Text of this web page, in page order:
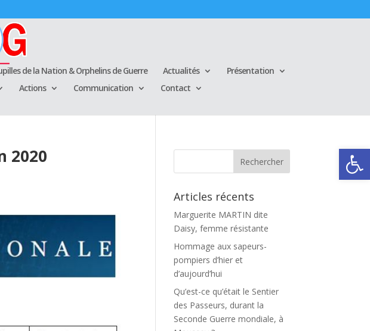
Ouvrir
de la Nation & Orphelins de Guerre Actualités
Présentation
Actions Communication Contact
2020
Articles récents
Marguerite MARTIN dite
Daisy, femme résistante
Hommage aux sapeurs-
pompiers d’hier et
d’aujourd’hui
Qu’est-ce qu’était le Sentier
des Passeurs, durant la
Seconde Guerre mondiale, à